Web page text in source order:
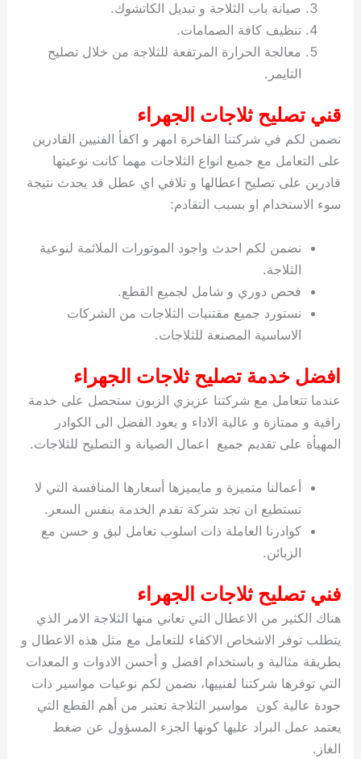
صيانة باب الثلاجة و تبديل الكاتشوك.
تنظيف كافة الصمامات.
معالجة الحرارة المرتفعة للثلاجة من خلال تصليح
التايمر.
قني تصليح ثلاجات الجهراء
نضمن لكم في شركتنا الفاخرة امهر و اكفأ الفنيين القادرين
على التعامل مع جميع انواع الثلاجات مهما كانت نوعيتها
قادرين على تصليح اعطالها و تلافي اي عطل قد يحدث نتيجة
سوء الاستخدام او بسبب التقادم:
نضمن لكم احدث واجود الموتورات الملائمة لنوعية
الثلاجة.
فحص دوري و شامل لجميع القطع.
نستورد جميع مقتنيات الثلاجات من الشركات
الاساسية المصنعة للثلاجات.
افضل خدمة تصليح ثلاجات الجهراء
عندما تتعامل مع شركتنا عزيزي الزبون ستحصل على خدمة
راقية و ممتازة و عالية الاداء و يعود الفضل الى الكوادر
المهيأة على تقديم جميع اعمال الصيانة و التصليح للثلاجات.
أعمالنا متميزة و مايميزها أسعارها المنافسة التي لا
تستطيع ان تجد شركة تقدم الخدمة بنفس السعر.
كوادرنا العاملة ذات اسلوب تعامل لبق و حسن مع
الزبائن.
فني تصليح ثلاجات الجهراء
هناك الكثير من الاعطال التي تعاني منها الثلاجة الامر الذي
يتطلب توفر الاشخاص الاكفاء للتعامل مع مثل هذه الاعطال و
بطريقة مثالية و باستخدام افضل و أحسن الادوات و المعدات
التي توفرها شركتنا لفنييها، نضمن لكم نوعيات مواسير ذات
جودة عالية كون مواسير الثلاجة تعتبر من أهم القطع التي
يعتمد عمل البراد عليها كونها الجزء المسؤول عن ضغط
الغاز.